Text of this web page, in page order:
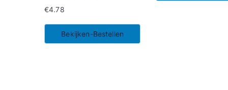
€4.78
Bekijken-Bestellen